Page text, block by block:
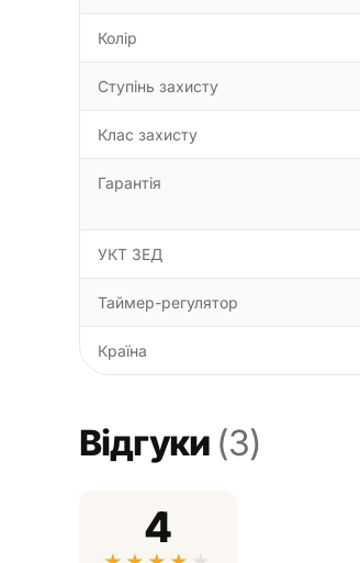
Колір
Ступінь захисту
Клас захисту
Гарантія
УКТ ЗЕД
Таймер-регулятор
Країна
Відгуки (3)
4